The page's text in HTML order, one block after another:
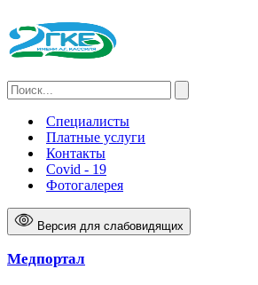
Специалисты
Платные услуги
Контакты
Covid - 19
Фотогалерея
Версия для слабовидящих
Медпортал